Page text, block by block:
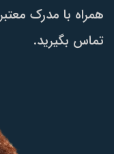
همراه با مدرک
تماس بگیرید.